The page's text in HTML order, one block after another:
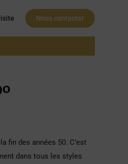
Nous contacter
fin des années 50. C’est
dans tous les styles